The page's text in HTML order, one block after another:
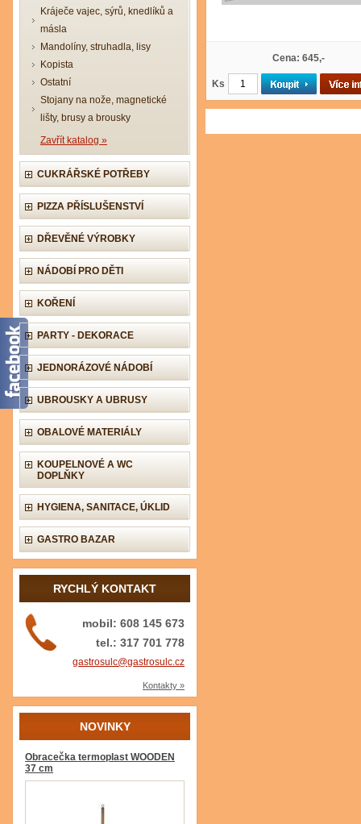
Kráječe vajec, sýrů, knedlíků a
másla
Mandolíny, struhadla, lisy
Kopista
Ostatní
Stojany na nože, magnetické
lišty, brusy a brousky
Zavřít katalog »
CUKRÁŘSKÉ POTŘEBY
PIZZA PŘÍSLUŠENSTVÍ
DŘEVĚNÉ VÝROBKY
NÁDOBÍ PRO DĚTI
KOŘENÍ
PARTY - DEKORACE
JEDNORÁZOVÉ NÁDOBÍ
UBROUSKY A UBRUSY
OBALOVÉ MATERIÁLY
KOUPELNOVÉ A WC
DOPLŇKY
HYGIENA, SANITACE, ÚKLID
GASTRO BAZAR
RYCHLÝ KONTAKT
mobil: 608 145 673
tel.: 317 701 778
gastrosulc@gastrosulc.cz
Kontakty »
NOVINKY
Obracečka termoplast WOODEN
37 cm
Cena: 645,-
Ks